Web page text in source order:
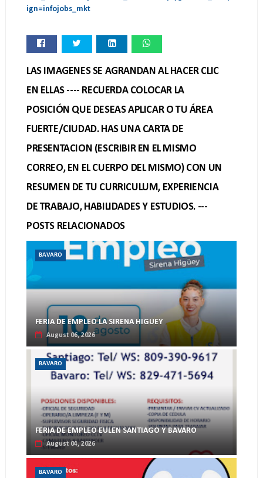
ign=infojobs_mkt
LAS IMAGENES SE AGRANDAN AL HACER CLIC
EN ELLAS ---- RECUERDA COLOCAR LA
POSICIÓN QUE DESEAS APLICAR O TU ÁREA
FUERTE/CIUDAD. HAS UNA CARTA DE
PRESENTACION (ESCRIBIR EN EL MISMO
CORREO, EN EL CUERPO DEL MISMO) CON UN
RESUMEN DE TU CURRICULUM, EXPERIENCIA
DE TRABAJO, HABILIDADES Y ESTUDIOS. ---
POSTS RELACIONADOS
BAVARO
FERIA DE EMPLEO LA SIRENA HIGUEY
August 06, 2026
BAVARO
FERIA DE EMPLEO EULEN SANTIAGO Y BAVARO
August 04, 2026
BAVARO